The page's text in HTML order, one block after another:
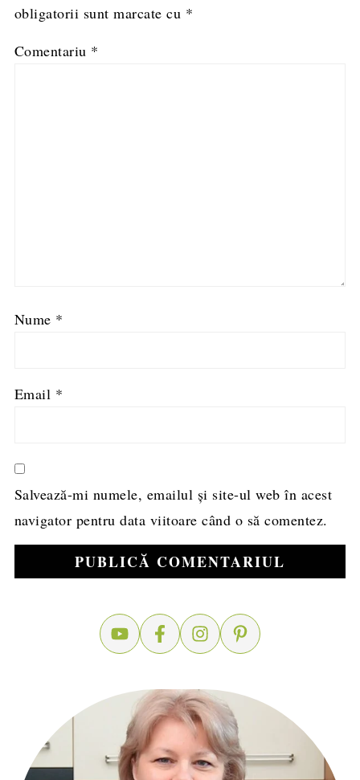
obligatorii sunt marcate cu *
Comentariu *
Nume *
Email *
Salvează-mi numele, emailul și site-ul web în acest
navigator pentru data viitoare când o să comentez.